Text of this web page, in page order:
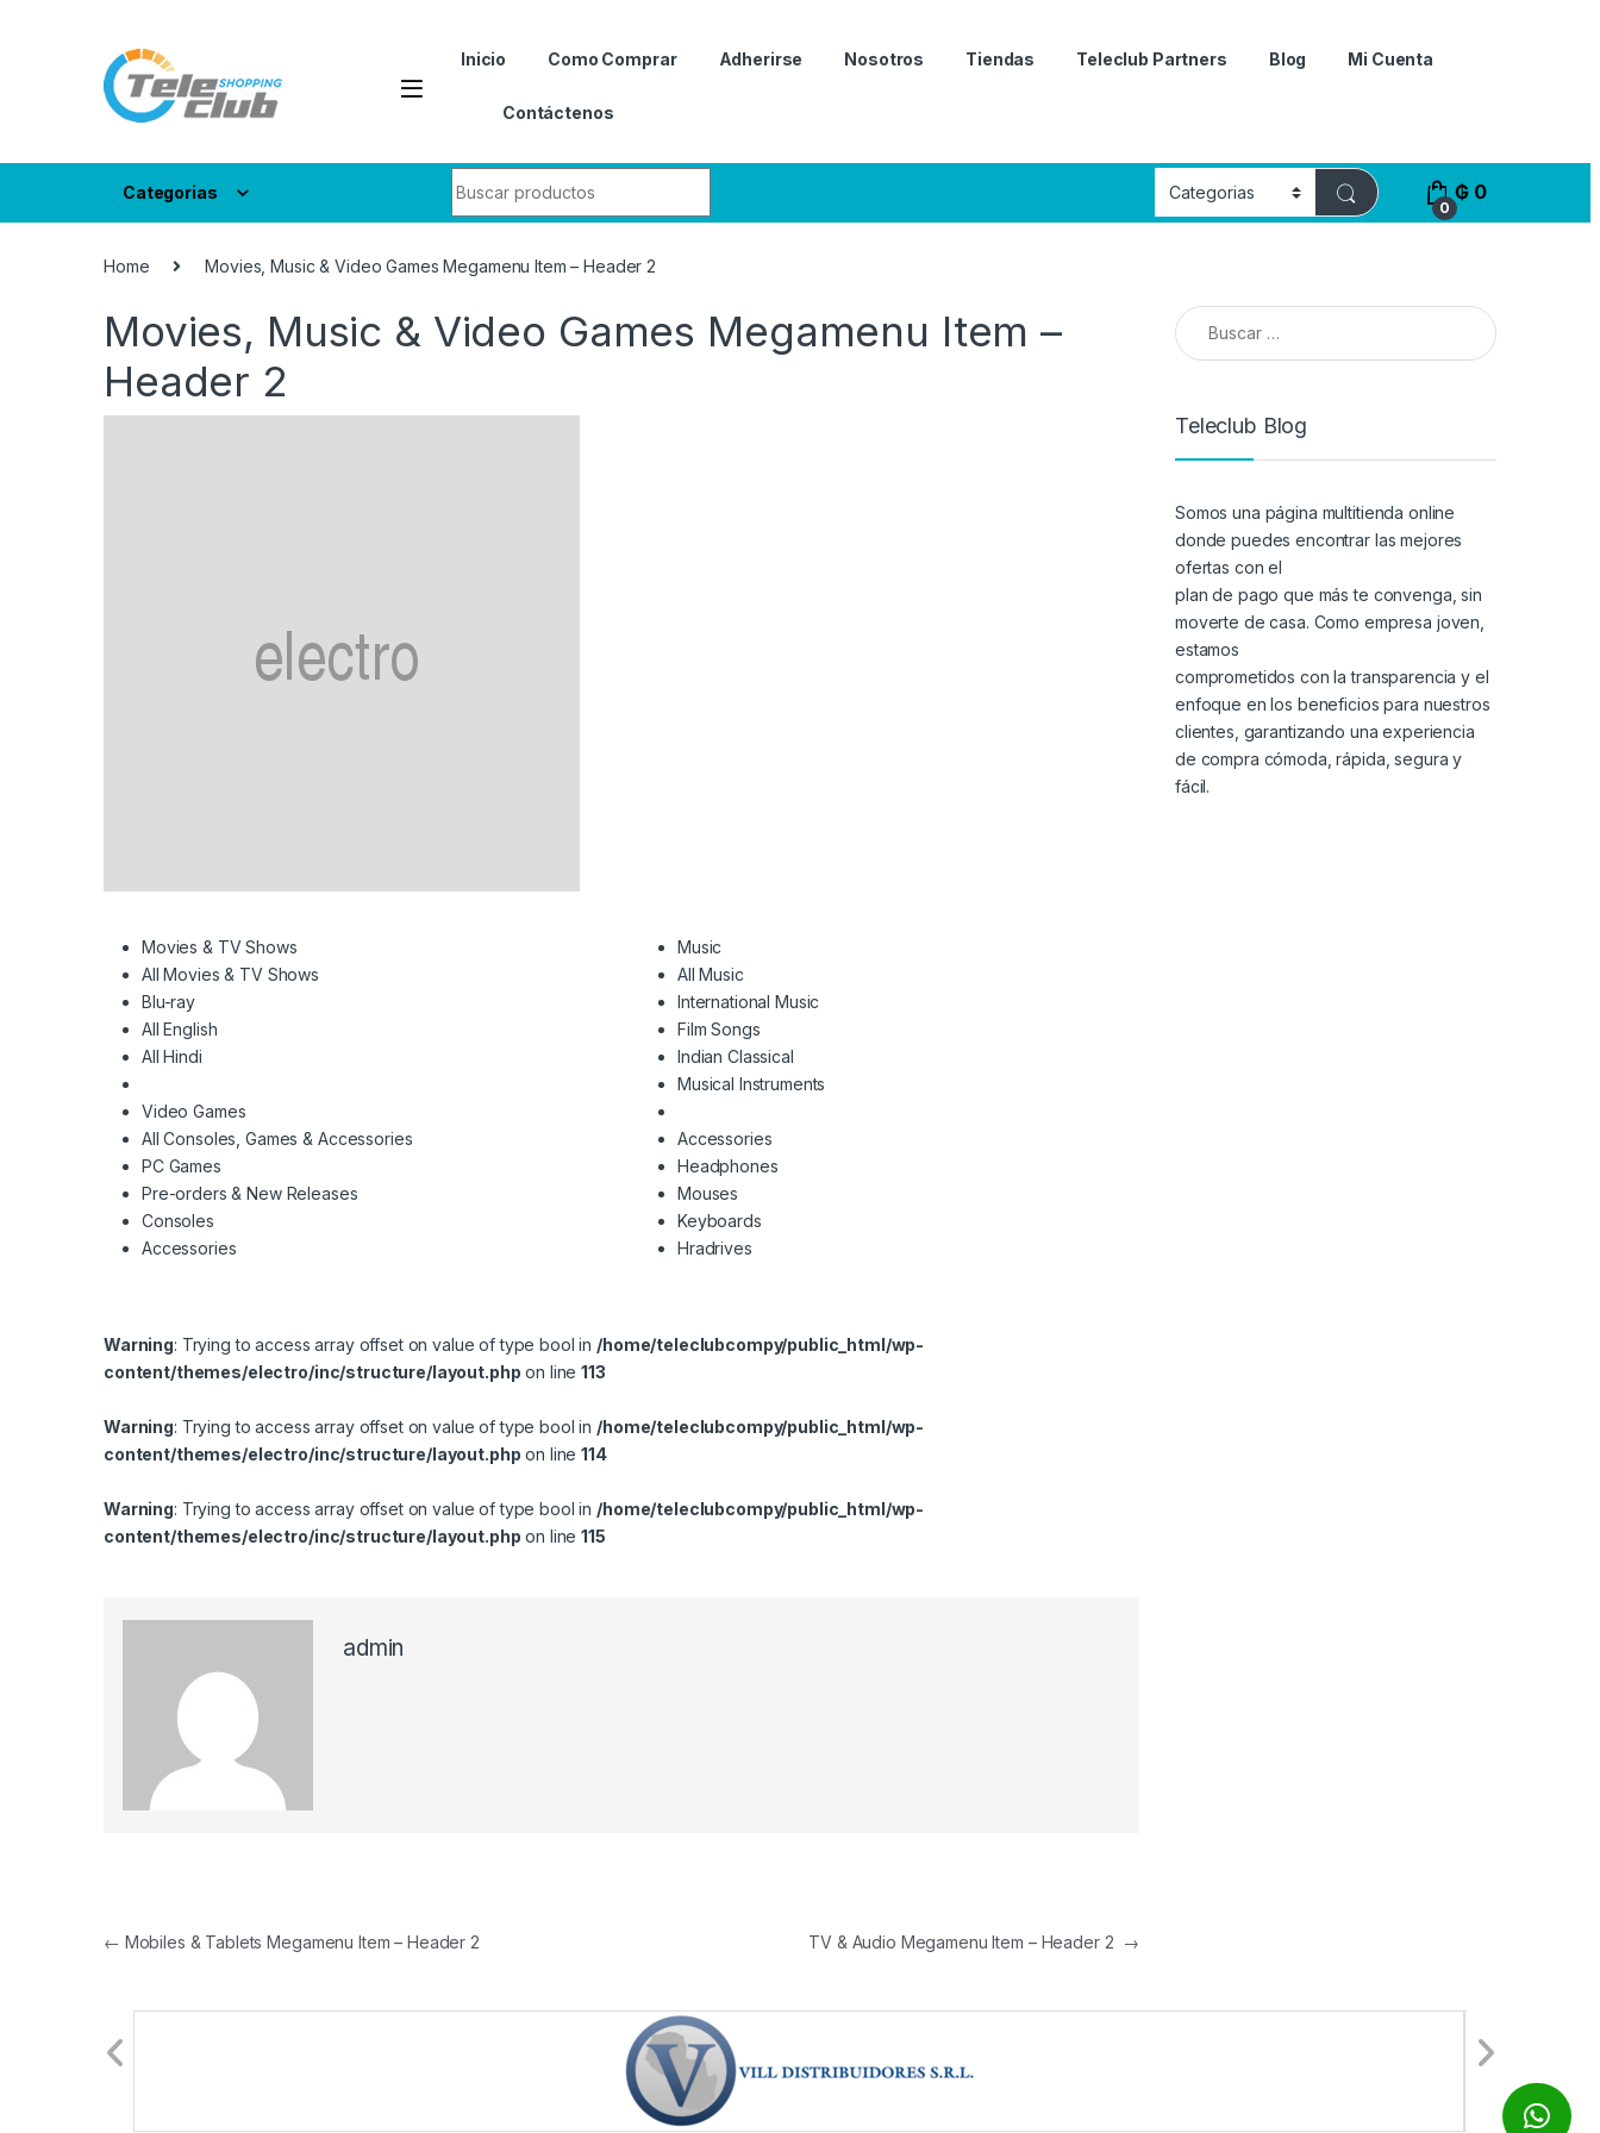
Inicio Como Comprar Adherirse Nosotros Tiendas Teleclub Partners Blog Mi Cuenta
Contáctenos
Categorias
0
₲ 0
Home Movies, Music & Video Games Megamenu Item – Header 2
Movies, Music & Video Games Megamenu Item –
Header 2
Movies & TV Shows
All Movies & TV Shows
Blu-ray
All English
All Hindi
Video Games
All Consoles, Games & Accessories
PC Games
Pre-orders & New Releases
Consoles
Accessories
Music
All Music
International Music
Film Songs
Indian Classical
Musical Instruments
Accessories
Headphones
Mouses
Keyboards
Hradrives
Warning: Trying to access array offset on value of type bool in /home/teleclubcompy/public_html/wp-
content/themes/electro/inc/structure/layout.php on line113
Warning: Trying to access array offset on value of type bool in /home/teleclubcompy/public_html/wp-
content/themes/electro/inc/structure/layout.php on line114
Warning: Trying to access array offset on value of type bool in /home/teleclubcompy/public_html/wp-
content/themes/electro/inc/structure/layout.php on line115
admin
Navegación de entradas
← Mobiles & Tablets Megamenu Item – Header 2 TV & Audio Megamenu Item – Header 2 →
Buscar:
Teleclub Blog
Somos una página multitienda online
donde puedes encontrar las mejores
ofertas con el
plan de pago que más te convenga, sin
moverte de casa. Como empresa joven,
estamos
comprometidos con la transparencia y el
enfoque en los beneficios para nuestros
clientes, garantizando una experiencia
de compra cómoda, rápida, segura y
fácil.